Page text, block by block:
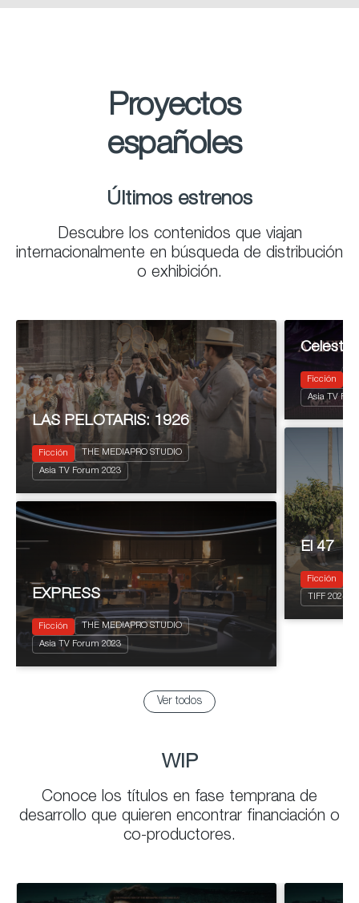
Proyectos
españoles
Últimos estrenos
Descubre los contenidos que viajan
internacionalmente en búsqueda de distribución
o exhibición.
2023 8 x 50'
Thriller
LAS PELOTARIS: 1926
Ficción THE MEDIAPRO STUDIO
Asia TV Forum 2023
2023 8 x 50'
Thriller
EXPRESS
Ficción THE MEDIAPRO STUDIO
Asia TV Forum 2023
2024 6 x
Dramedy
Celeste
Ficción
Asia TV
2024 110'
Drama
Biopic
El 47
Ficción
TIFF 2024
Ver todos
WIP
Conoce los títulos en fase temprana de
desarrollo que quieren encontrar financiación o
co-productores.